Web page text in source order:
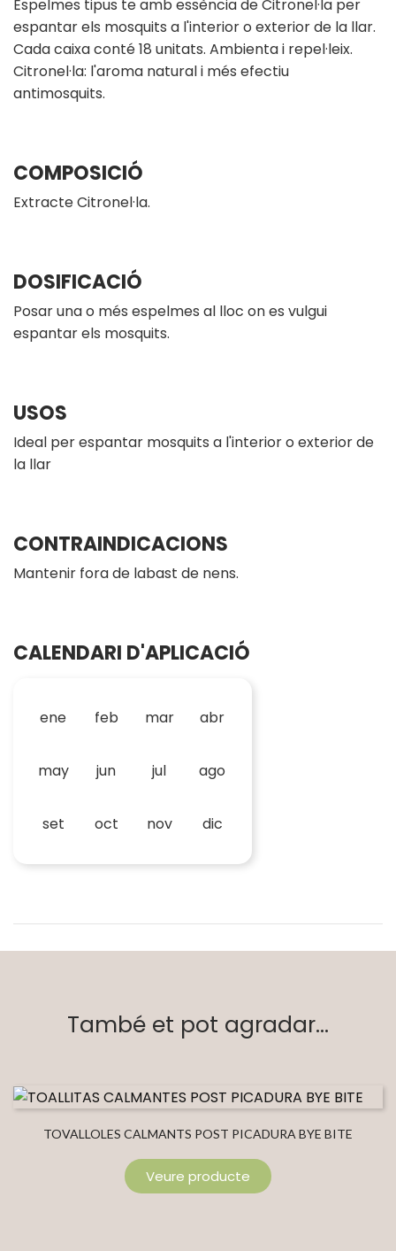
Espelmes tipus te amb essència de Citronel·la per
espantar els mosquits a l'interior o exterior de la llar.
Cada caixa conté 18 unitats. Ambienta i repel·leix.
Citronel·la: l'aroma natural i més efectiu
antimosquits.
COMPOSICIÓ
Extracte Citronel·la.
DOSIFICACIÓ
Posar una o més espelmes al lloc on es vulgui
espantar els mosquits.
USOS
Ideal per espantar mosquits a l'interior o exterior de
la llar
CONTRAINDICACIONS
Mantenir fora de labast de nens.
CALENDARI D'APLICACIÓ
ene feb mar abr
may jun jul ago
set oct nov dic
També et pot agradar...
TOVALLOLES CALMANTS POST PICADURA BYE BITE
Veure producte